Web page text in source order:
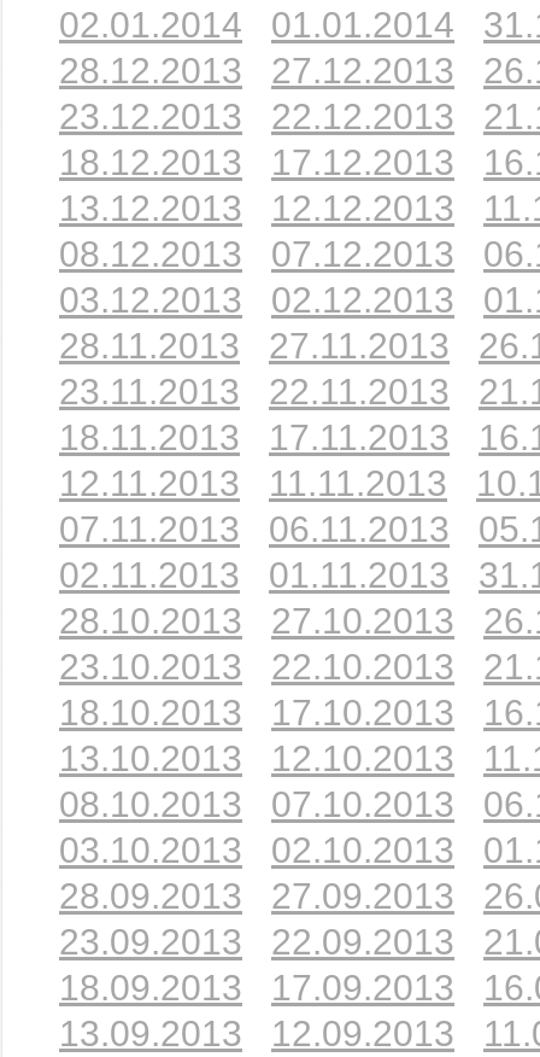
02.01.2014
01.01.2014
28.12.2013
27.12.2013
23.12.2013
22.12.2013
18.12.2013
17.12.2013
13.12.2013
12.12.2013
08.12.2013
07.12.2013
03.12.2013
02.12.2013
28.11.2013
27.11.2013
23.11.2013
22.11.2013
18.11.2013
17.11.2013
12.11.2013
11.11.2013
07.11.2013
06.11.2013
02.11.2013
01.11.2013
28.10.2013
27.10.2013
23.10.2013
22.10.2013
18.10.2013
17.10.2013
13.10.2013
12.10.2013
08.10.2013
07.10.2013
03.10.2013
02.10.2013
28.09.2013
27.09.2013
23.09.2013
22.09.2013
18.09.2013
17.09.2013
13.09.2013
12.09.2013